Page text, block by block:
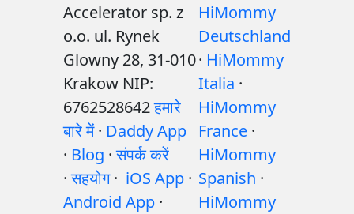
Accelerator sp. z
o.o. ul. Rynek
Glowny 28, 31-010
Krakow NIP:
6762528642हमारे
बारे में· Daddy App
· Blog ·संपर्क करें
·सहयोग· iOS App ·
Android App ·
HiMommy
Deutschland
· HiMommy
Italia ·
HiMommy
France ·
HiMommy
Spanish ·
HiMommy